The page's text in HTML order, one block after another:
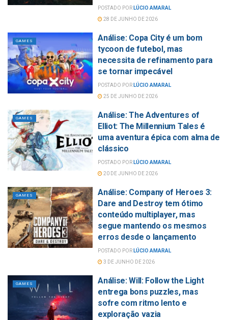
POSTADO POR LÚCIO AMARAL
28 DE JUNHO DE 2026
GAMES
Análise: Copa City é um bom
tycoon de futebol, mas
necessita de refinamento para
se tornar impecável
POSTADO POR LÚCIO AMARAL
25 DE JUNHO DE 2026
GAMES
Análise: The Adventures of
Elliot: The Millennium Tales é
uma aventura épica com alma de
clássico
POSTADO POR LÚCIO AMARAL
20 DE JUNHO DE 2026
GAMES
Análise: Company of Heroes 3:
Dare and Destroy tem ótimo
conteúdo multiplayer, mas
segue mantendo os mesmos
erros desde o lançamento
POSTADO POR LÚCIO AMARAL
3 DE JUNHO DE 2026
GAMES
Análise: Will: Follow the Light
entrega bons puzzles, mas
sofre com ritmo lento e
exploração vazia